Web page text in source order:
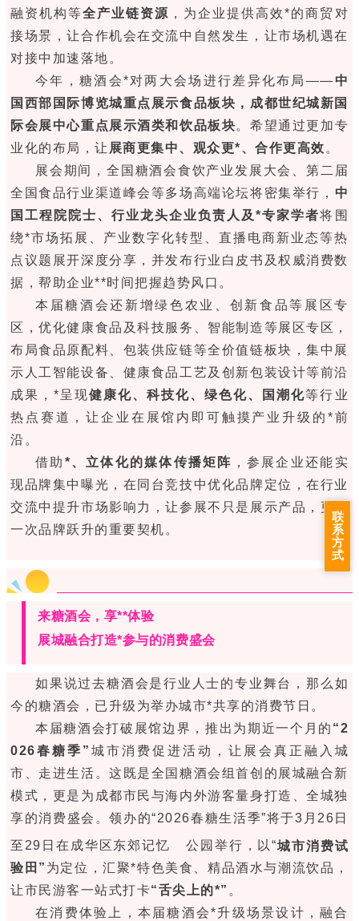
融资机构等全产业链资源 ，为企业提供高效*的商贸对
接场景，让合作机会在交流中自然发生，让市场机遇在
对接中加速落地。
今年，糖酒会*对两大会场进行差异化布局—— 中
国西部国际博览城重点展示食品板块，成都世纪城新国
际会展中心重点展示酒类和饮品板块。希望通过更加专
业化的布局，让 展商更集中、观众更*、合作更高效 。
展会期间，全国糖酒会食饮产业发展大会、第二届
全国食品行业渠道峰会等多场高端论坛将密集举行， 中
国工程院院士、行业龙头企业负责人及*专家学者将围
绕*市场拓展、产业数字化转型、直播电商新业态等热
点议题展开深度分享，并发布行业白皮书及权威消费数
据，帮助企业**时间把握趋势风口。
本届糖酒会还新增绿色农业、创新食品等展区专
区，优化健康食品及科技服务、智能制造等展区专区，
布局食品原配料、包装供应链等全价值链板块，集中展
示人工智能设备、健康食品工艺及创新包装设计等前沿
成果，*呈现健康化、科技化、绿色化、国潮化等行业
热点赛道，让企业在展馆内即可触摸产业升级的*前
沿。
借助 *、立体化的媒体传播矩阵 ，参展企业还能实
现品牌集中曝光，在同台竞技中优化品牌定位，在行业
交流中提升市场影响力，让参展不只是展示产品，更是
一次品牌跃升的重要契机。
来糖酒会，享**体验
展城融合打造*参与的消费盛会
如果说过去糖酒会是行业人士的专业舞台，那么如
今的糖酒会，已升级为举办城市*共享的消费节日。
本届糖酒会打破展馆边界，推出为期近一个月的 “2
026春糖季” 城市消费促进活动，让展会真正融入城
市、走进生活。这既是全国糖酒会组首创的展城融合新
模式，更是为成都市民与海内外游客量身打造、全城独
享的消费盛会。领办的“2026春糖生活季”将于3月26日
至29日在成华区东郊记忆 公园举行，以“城市消费试
验田” 为定位，汇聚*特色美食、精品酒水与潮流饮品，
让市民游客一站式打卡“舌尖上的*” 。
在消费体验上，本届糖酒会*升级场景设计，融合
联
系
方
式